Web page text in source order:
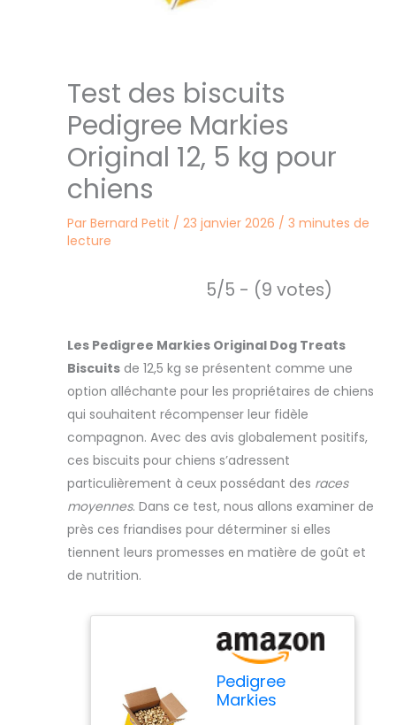
Test des biscuits
Pedigree Markies
Original 12, 5 kg pour
chiens
Par Bernard Petit / 23 janvier 2026 / 3 minutes de
lecture
5/5 - (9 votes)
Les Pedigree Markies Original Dog Treats
Biscuits de 12,5 kg se présentent comme une
option alléchante pour les propriétaires de chiens
qui souhaitent récompenser leur fidèle
compagnon. Avec des avis globalement positifs,
ces biscuits pour chiens s’adressent
particulièrement à ceux possédant des races
moyennes. Dans ce test, nous allons examiner de
près ces friandises pour déterminer si elles
tiennent leurs promesses en matière de goût et
de nutrition.
Pedigree
Markies